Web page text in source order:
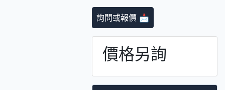
詢問或報價 📩
價格另詢